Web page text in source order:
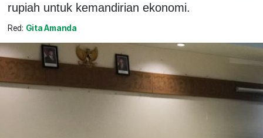
rupiah untuk kemandirian ekonomi.
Red: Gita Amanda